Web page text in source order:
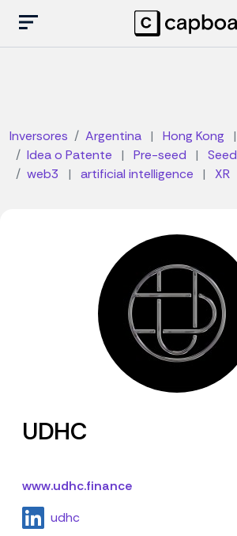
Inversores Argentina | Hong Kong |
Idea o Patente
| Pre-seed |
Seed
web3
| artificial intelligence | XR
UDHC
www.udhc.finance
udhc